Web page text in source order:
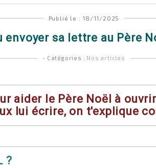
Publié le : 18/11/2025
envoyer sa lettre au Père
- Catégories : Nos articles
aider le Père Noël à
lui écrire, on t'explique
?